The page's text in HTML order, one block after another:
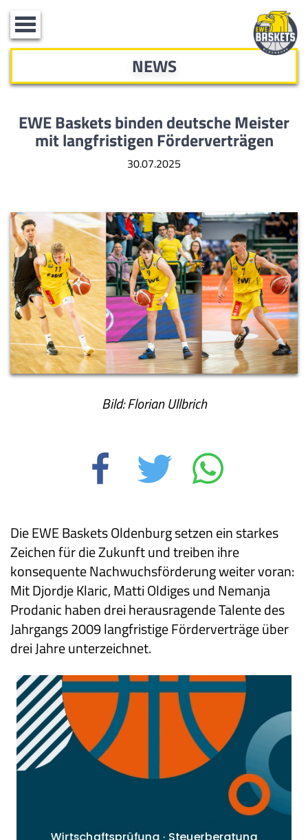
Toggle
navigation
NEWS
EWE Baskets binden deutsche Meister
mit langfristigen Förderverträgen
30.07.2025
Bild: Florian Ullbrich
Die EWE Baskets Oldenburg setzen ein starkes
Zeichen für die Zukunft und treiben ihre
konsequente Nachwuchsförderung weiter voran:
Mit Djordje Klaric, Matti Oldiges und Nemanja
Prodanic haben drei herausragende Talente des
Jahrgangs 2009 langfristige Förderverträge über
drei Jahre unterzeichnet.